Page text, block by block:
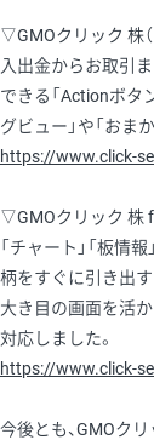
▽GMOクリック 株
入出金からお取引
できる「Actionボタ
グビュー」や「おま
https://www.click-
▽GMOクリック 株
「チャート」「板情
柄をすぐに引き出す
大き目の画面を活
対応しました。
https://www.click-
今後とも、GMOク